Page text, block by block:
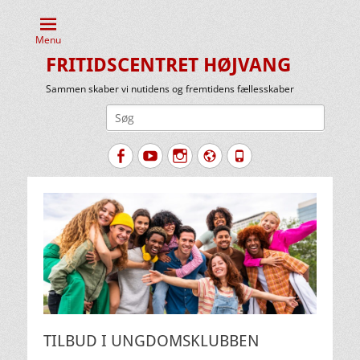
Menu
FRITIDSCENTRET HØJVANG
Sammen skaber vi nutidens og fremtidens fællesskaber
FacebookYouTubeInstagram
Website
Tlf.
TILBUD I UNGDOMSKLUBBEN